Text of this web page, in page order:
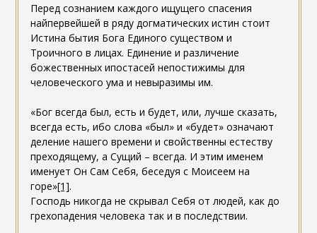
Перед сознанием каждого ищущего спасения
найпервейшей в ряду догматических истин стоит
Истина бытия Бога Единого существом и
Троичного в лицах. Единение и различение
божественных ипостасей непостижимы для
человеческого ума и невыразимы им.
«Бог всегда был, есть и будет, или, лучше сказать,
всегда есть, ибо слова «был» и «будет» означают
деление нашего времени и свойственны естеству
преходящему, а Сущий – всегда. И этим именем
именует Он Сам Себя, беседуя с Моисеем на
горе»[1].
Господь никогда не скрывал Себя от людей, как до
грехопадения человека так и в последствии.